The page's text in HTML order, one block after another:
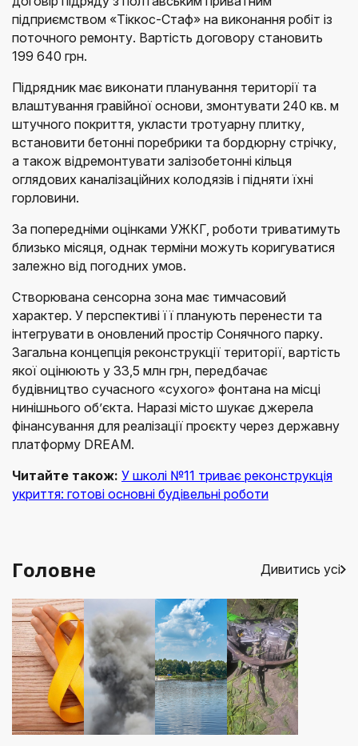
підприємством «Тіккос-Стаф» на виконання робіт із
поточного ремонту. Вартість договору становить
199 640 грн.
Підрядник має виконати планування території та
влаштування гравійної основи, змонтувати 240 кв. м
штучного покриття, укласти тротуарну плитку,
встановити бетонні поребрики та бордюрну стрічку,
а також відремонтувати залізобетонні кільця
оглядових каналізаційних колодязів і підняти їхні
горловини.
За попередніми оцінками УЖКГ, роботи триватимуть
близько місяця, однак терміни можуть коригуватися
залежно від погодних умов.
Створювана сенсорна зона має тимчасовий
характер. У перспективі її планують перенести та
інтегрувати в оновлений простір Сонячного парку.
Загальна концепція реконструкції території, вартість
якої оцінюють у 33,5 млн грн, передбачає
будівництво сучасного «сухого» фонтана на місці
нинішнього об’єкта. Наразі місто шукає джерела
фінансування для реалізації проєкту через державну
платформу DREAM.
Читайте також: У школі №11 триває реконструкція
укриття: готові основні будівельні роботи
Головне Дивитись усі